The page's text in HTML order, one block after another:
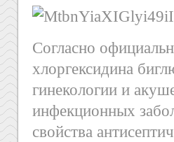
Согласно
хлоргексидина
гинекологии и
инфекционных
свойства